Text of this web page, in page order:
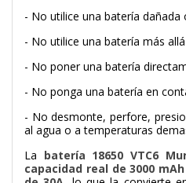
- No utilice una batería dañada
- No utilice una batería más
- No poner una batería
- No ponga una batería en
- No desmonte, perfore,
al agua o a temperaturas
La batería 18650 VTC6
capacidad real de 3000 mAh